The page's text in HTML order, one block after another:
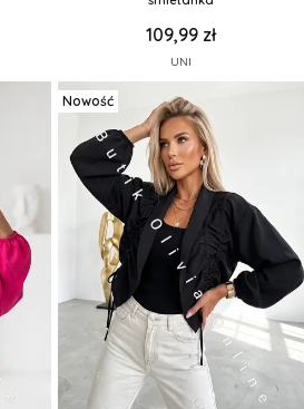
109,99 zł
UNI
Nowość